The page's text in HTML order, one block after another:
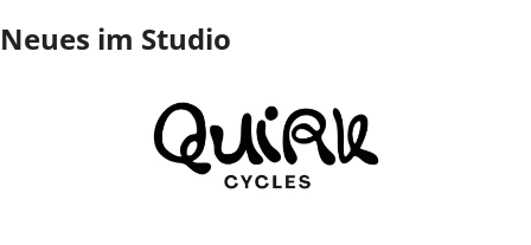
Neues im Studio